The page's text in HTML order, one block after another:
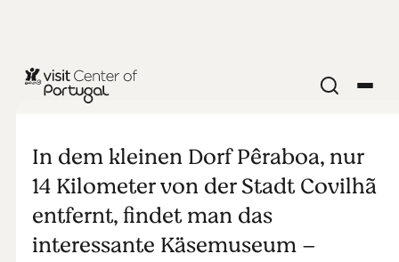
Käsemuseum
von Pêraboa
– Covilhã
In dem kleinen Dorf Pêraboa, nur
14 Kilometer von der Stadt Covilhã
entfernt, findet man das
interessante Käsemuseum –